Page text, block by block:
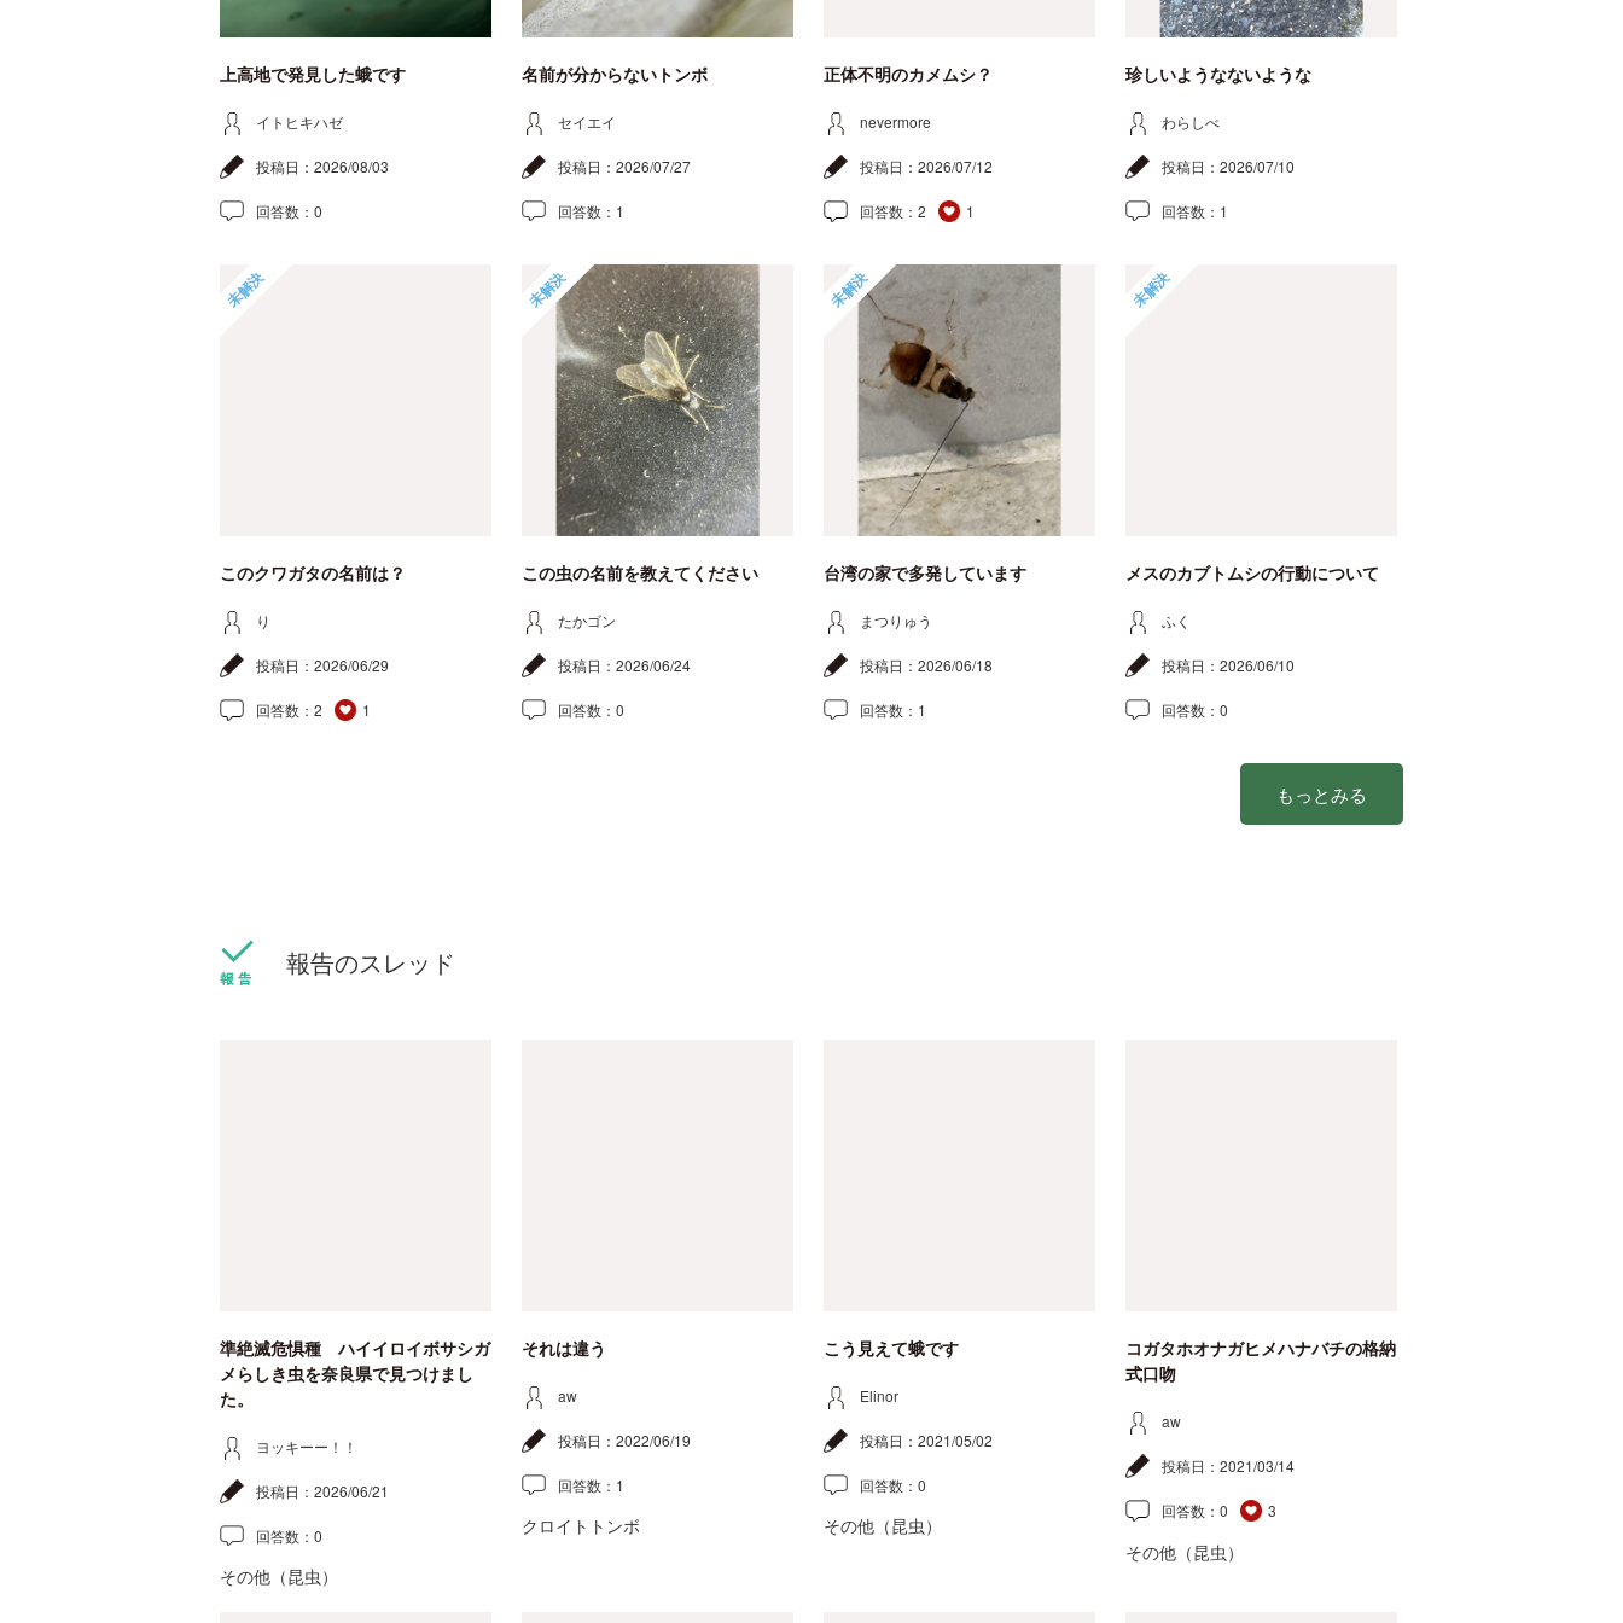
上高地で発見した蛾です
イトヒキハゼ
投稿日： 2026/08/03
回答数： 0
名前が分からないトンボ
セイエイ
投稿日： 2026/07/27
回答数： 1
正体不明のカメムシ？
nevermore
投稿日： 2026/07/12
回答数： 2 1
珍しいようなないような
わらしべ
投稿日： 2026/07/10
回答数： 1
未解決
このクワガタの名前は？
り
投稿日： 2026/06/29
回答数： 2 1
未解決
この虫の名前を教えてください
たかゴン
投稿日： 2026/06/24
回答数： 0
未解決
台湾の家で多発しています
まつりゅう
投稿日： 2026/06/18
回答数： 1
未解決
メスのカブトムシの行動について
ふく
投稿日： 2026/06/10
回答数： 0
もっとみる
報告のスレッド
準絶滅危惧種 ハイイロイボサシガ
メらしき虫を奈良県で見つけまし
た。
ヨッキーー！！
投稿日： 2026/06/21
回答数： 0
その他（昆虫）
それは違う
aw
投稿日： 2022/06/19
回答数： 1
クロイトトンボ
こう見えて蛾です
Elinor
投稿日： 2021/05/02
回答数： 0
その他（昆虫）
コガタホオナガヒメハナバチの格納
式口吻
aw
投稿日： 2021/03/14
回答数： 0 3
その他（昆虫）